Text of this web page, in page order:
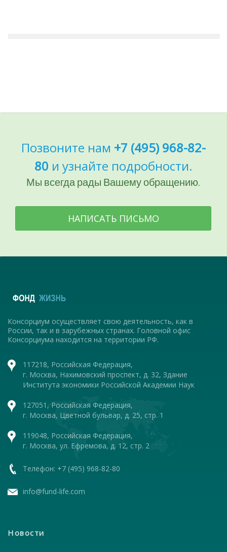
Позвоните нам +7 (495) 968-82-
80 и узнайте подробности.
Мы всегда рады Вашему обращению.
НАПИСАТЬ ПИСЬМО
Консорциум осуществляет свою деятельность, как в
России, так и в зарубежных странах. Головной офис
Консорциума находится на территории РФ.
117218, Российская Федерация,
г. Москва, Нахимовский проспект, д. 32, Здание
Института экономики Российской Академии Наук
127051, Российская Федерация,
г. Москва, Цветной бульвар, д. 25, стр. 1
119048, Российская Федерация,
г. Москва, ул. Ефремова, д. 12, стр. 2
Телефон: +7 (495) 968-82-80
info@fund-life.com
Новости